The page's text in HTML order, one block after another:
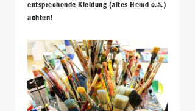
entsprechende Kleidung (altes Hemd o.ä.)
achten!